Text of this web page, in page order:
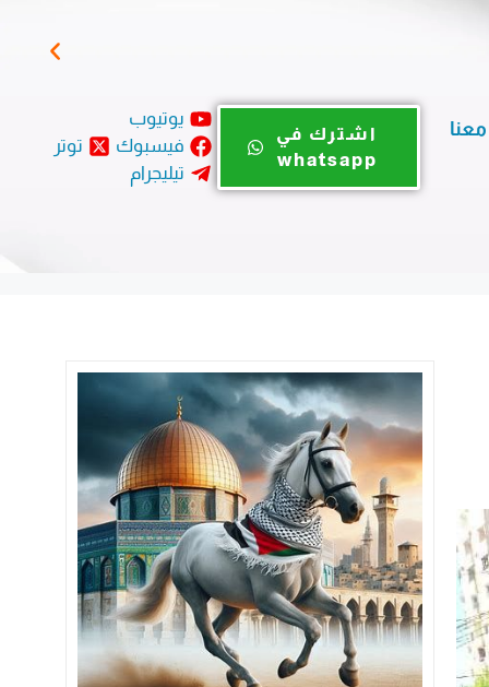
يوتيوب
فيسبوك
توتر
تيليجرام
اشترك في
whatsapp